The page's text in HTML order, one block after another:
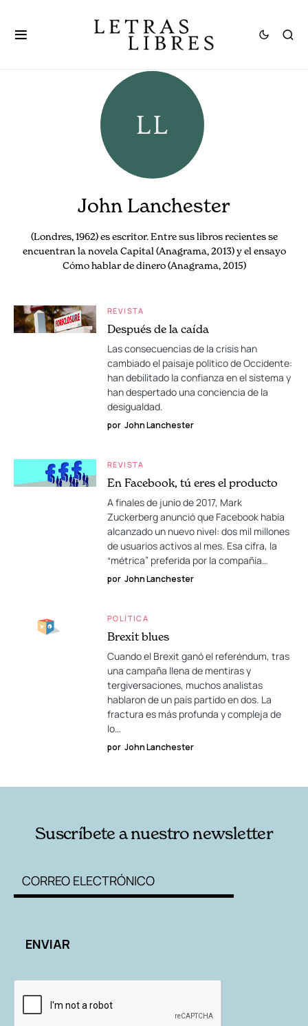
John Lanchester
(Londres, 1962) es escritor. Entre sus libros recientes se
encuentran la novela Capital (Anagrama, 2013) y el ensayo
Cómo hablar de dinero (Anagrama, 2015)
REVISTA
Después de la caída
Las consecuencias de la crisis han
cambiado el paisaje político de Occidente:
han debilitado la confianza en el sistema y
han despertado una conciencia de la
desigualdad.
por John Lanchester
REVISTA
En Facebook, tú eres el producto
A finales de junio de 2017, Mark
Zuckerberg anunció que Facebook había
alcanzado un nuevo nivel: dos mil millones
de usuarios activos al mes. Esa cifra, la
“métrica” preferida por la compañía…
por John Lanchester
POLÍTICA
Brexit blues
Cuando el Brexit ganó el referéndum, tras
una campaña llena de mentiras y
tergiversaciones, muchos analistas
hablaron de un país partido en dos. La
fractura es más profunda y compleja de
lo…
por John Lanchester
Suscríbete a nuestro newsletter